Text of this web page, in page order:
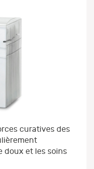
curatives des
doux et les soins